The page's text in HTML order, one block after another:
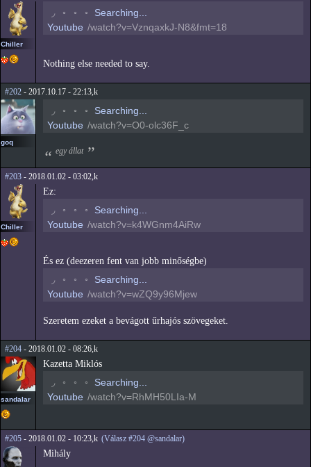
Chiller
◟ ◦ ◦ ◦
Searching...
Youtube /watch?v=VznqaxkJ-N8&fmt=18
Nothing else needed to say.
#202 - 2017.10.17 - 22:13,k
goq
◟ ◦ ◦ ◦
Searching...
Youtube /watch?v=O0-olc36F_c
egy állat
#203 - 2018.01.02 - 03:02,k
Chiller
Ez:
◟ ◦ ◦ ◦
Searching...
Youtube /watch?v=k4WGnm4AiRw
És ez (deezeren fent van jobb minőségbe)
◟ ◦ ◦ ◦
Searching...
Youtube /watch?v=wZQ9y96Mjew
Szeretem ezeket a bevágott űrhajós szövegeket.
#204 - 2018.01.02 - 08:26,k
sandalar
Kazetta Miklós
◟ ◦ ◦ ◦
Searching...
Youtube /watch?v=RhMH50LIa-M
#205 - 2018.01.02 - 10:23,k (Válasz #204 @sandalar)
Mihály